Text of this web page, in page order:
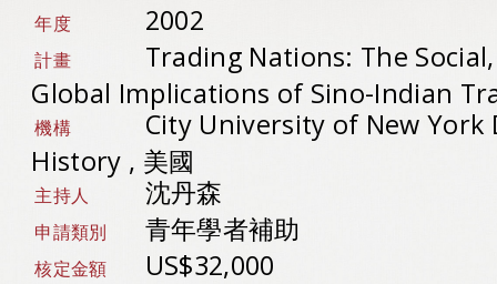
年度 2002
計畫
Trading Nations: The
Global Implications of Sino-Indian
機構
City University of New
History , 美國
主持人 沈丹森
申請類別 青年學者補助
核定金額 US$32,000